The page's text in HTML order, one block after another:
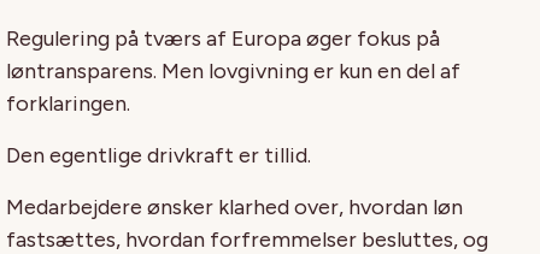
Regulering på tværs af Europa øger fokus på
løntransparens. Men lovgivning er kun en del af
forklaringen.
Den egentlige drivkraft er tillid.
Medarbejdere ønsker klarhed over, hvordan løn
fastsættes, hvordan forfremmelser besluttes, og